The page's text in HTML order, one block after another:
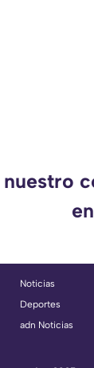
nuestro
Noticias
Deportes
adn Noticias